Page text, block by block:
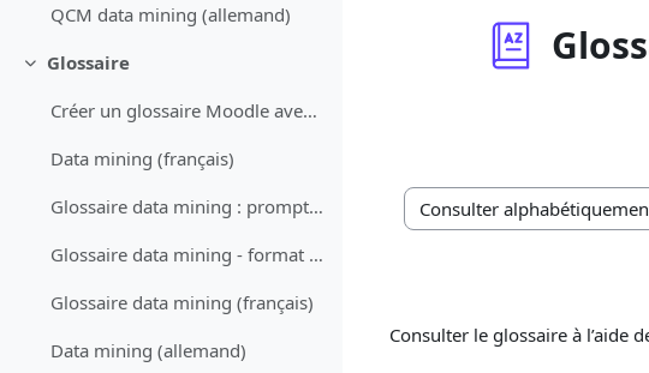
QCM data mining (allemand)
Replier
Glossaire
Créer un glossaire Moodle avec ChatGPTDemander à C...
Data mining (français)
Glossaire data mining : prompt (français)
Glossaire data mining - format XML (français)
Glossaire data mining (français)
Data mining (allemand)
Consulter le glossaire à
Consulter le glossaire à l’aide